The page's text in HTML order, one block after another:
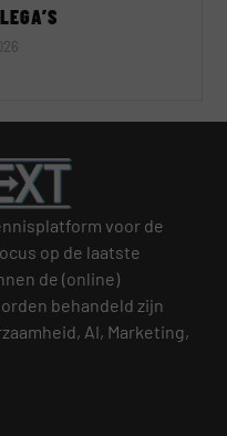
voor de
op de laatste
de (online)
behandeld zijn
AI, Marketing,